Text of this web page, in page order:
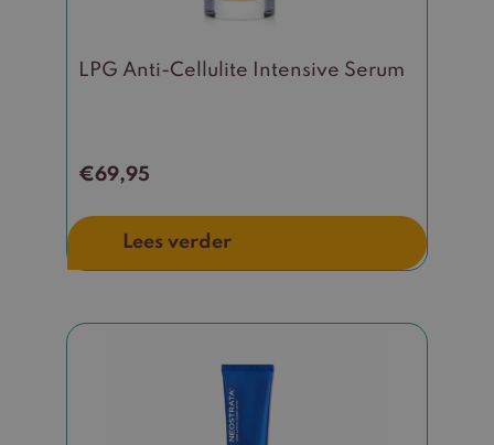
LPG Anti-Cellulite Intensive Serum
€69,95
Lees verder